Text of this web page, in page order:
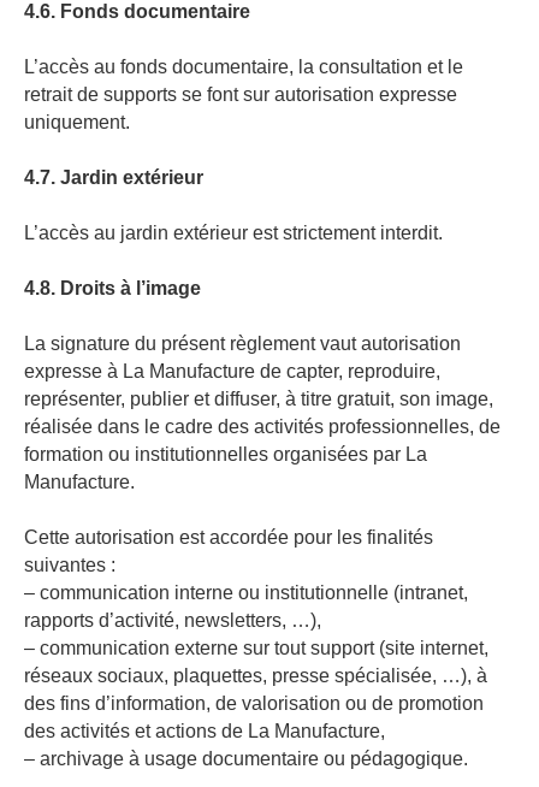
4.6. Fonds documentaire
L’accès au fonds documentaire, la consultation et le
retrait de supports se font sur autorisation expresse
uniquement.
4.7. Jardin extérieur
L’accès au jardin extérieur est strictement interdit.
4.8. Droits à l’image
La signature du présent règlement vaut autorisation
expresse à La Manufacture de capter, reproduire,
représenter, publier et diffuser, à titre gratuit, son image,
réalisée dans le cadre des activités professionnelles, de
formation ou institutionnelles organisées par La
Manufacture.
Cette autorisation est accordée pour les finalités
suivantes :
– communication interne ou institutionnelle (intranet,
rapports d’activité, newsletters, …),
– communication externe sur tout support (site internet,
réseaux sociaux, plaquettes, presse spécialisée, …), à
des fins d’information, de valorisation ou de promotion
des activités et actions de La Manufacture,
– archivage à usage documentaire ou pédagogique.